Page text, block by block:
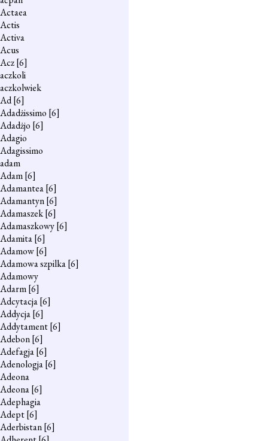
Actaea
Actis
Activa
Acus
Acz[6]
aczkoli
aczkolwiek
Ad[6]
Adadżissimo [6]
Adadżjo [6]
Adagio
Adagissimo
adam
Adam[6]
Adamantea[6]
Adamantyn[6]
Adamaszek[6]
Adamaszkowy[6]
Adamita[6]
Adamow[6]
Adamowa szpilka[6]
Adamowy
Adarm[6]
Adcytacja[6]
Addycja[6]
Addytament[6]
Adebon[6]
Adefagja[6]
Adenologja[6]
Adeona
Adeona[6]
Adephagia
Adept[6]
Aderbistan[6]